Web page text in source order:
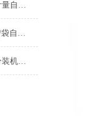
小型1-10g调味料颗粒粉末计量自动分装机参数
小型微电脑计量调味料100g/袋自动分装机厂家
小型花生味精1-100克自动分装机厂家